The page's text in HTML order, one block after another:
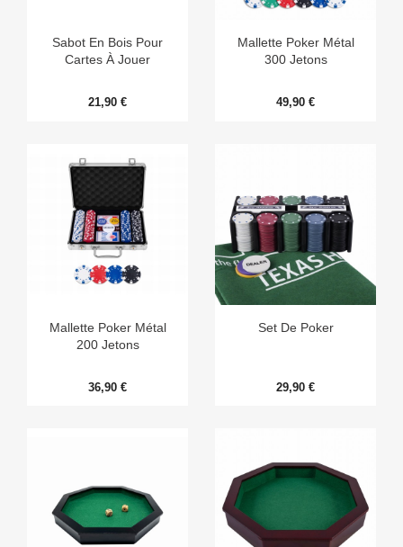
Sabot En Bois Pour
Cartes À Jouer
21,90 €
Mallette Poker Métal
300 Jetons
49,90 €
Mallette Poker Métal
200 Jetons
36,90 €
Set De Poker
29,90 €